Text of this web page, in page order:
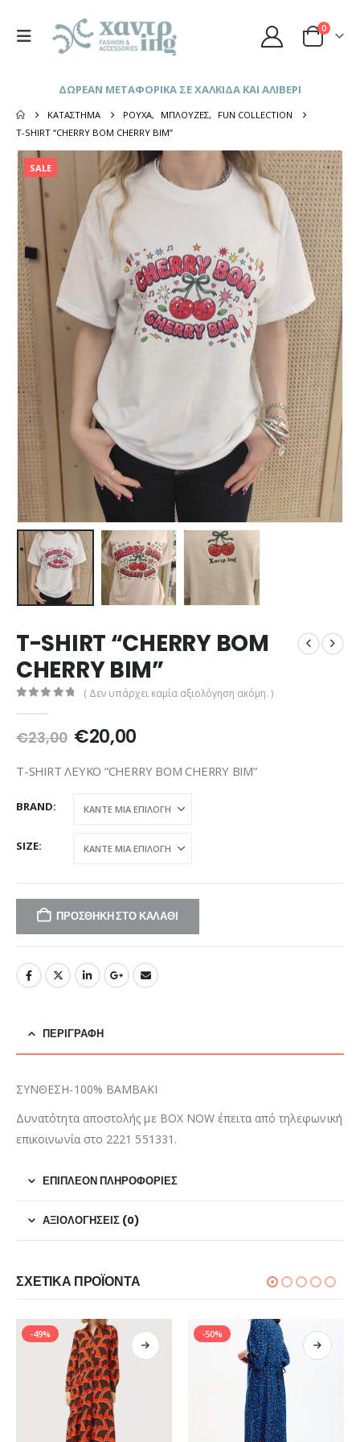
0
ΔΩΡΕΑΝ ΜΕΤΑΦΟΡΙΚΑ ΣΕ ΧΑΛΚΙΔΑ ΚΑΙ ΑΛΙΒΕΡΙ
ΚΑΤΆΣΤΗΜΑ ΡΟΎΧΑ, ΜΠΛΟΎΖΕΣ,
FUN COLLECTION
T-SHIRT “CHERRY BOM CHERRY BIM”
SALE
T-SHIRT “CHERRY BOM
CHERRY BIM”
( Δεν υπάρχει καμία αξιολόγηση ακόμη. )
€23,00 Original
price
was:
€20,00Η
τιμή
€20,00.
T-SHIRT ΛΕΥΚΟ “CHERRY BOM CHERRY BIM”
BRAND
SIZE
ΠΡΟΣΘΉΚΗ ΣΤΟ ΚΑΛΆΘΙ
ΠΕΡΙΓΡΑΦΉ
ΣΥΝΘΕΣΗ-100% ΒΑΜΒΑΚΙ
Δυνατότητα αποστολής με BOX NOW έπειτα από τηλεφωνική
επικοινωνία στο 2221 551331.
ΕΠΙΠΛΈΟΝ ΠΛΗΡΟΦΟΡΊΕΣ
ΑΞΙΟΛΟΓΉΣΕΙΣ (0)
ΣΧΕΤΙΚΆ ΠΡΟΪΌΝΤΑ
-49% -50%